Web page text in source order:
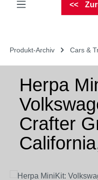
Produkt-Archiv Cars &
Herpa
Crafter
Bildergalerie